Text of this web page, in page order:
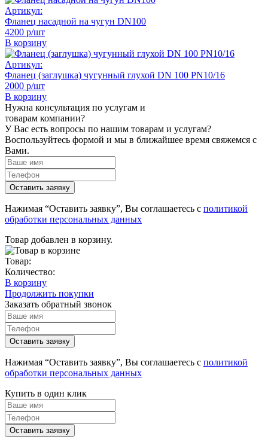
Артикул:
Фланец насадной на чугун DN100
4200 р/шт
В корзину
Артикул:
Фланец (заглушка) чугунный глухой DN 100 PN10/16
2000 р/шт
В корзину
Нужна консультация по услугам и
товарам компании?
У Вас есть вопросы по нашим товарам и услугам?
Воспользуйтесь формой и мы в ближайшее время свяжемся с
Вами.
Нажимая “Оставить заявку”, Вы соглашаетесь с политикой
обработки персональных данных
Товар добавлен в корзину.
Товар:
Количество:
В корзину
Продолжить покупки
Заказать обратный звонок
Нажимая “Оставить заявку”, Вы соглашаетесь с политикой
обработки персональных данных
Купить в один клик